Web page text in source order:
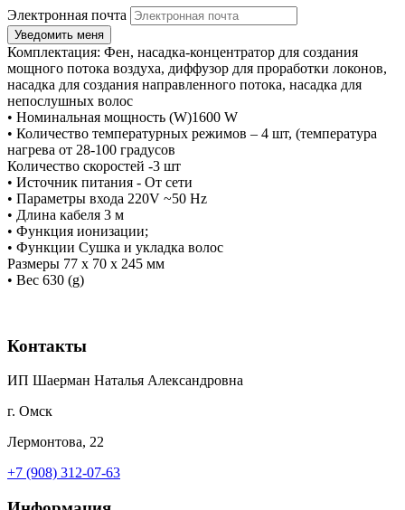
Электронная почта
Комплектация: Фен, насадка-концентратор для создания
мощного потока воздуха, диффузор для проработки локонов,
насадка для создания направленного потока, насадка для
непослушных волос
• Номинальная мощность (W)1600 W
• Количество температурных режимов – 4 шт, (температура
нагрева от 28-100 градусов
Количество скоростей -3 шт
• Источник питания - От сети
• Параметры входа 220V ~50 Hz
• Длина кабеля 3 м
• Функция ионизации;
• Функции Сушка и укладка волос
Размеры 77 х 70 х 245 мм
• Вес 630 (g)
Контакты
ИП Шаерман Наталья Александровна
г. Омск
Лермонтова, 22
+7 (908) 312-07-63